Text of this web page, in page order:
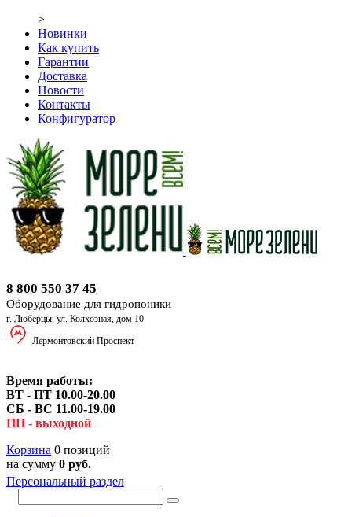
>
Новинки
Как купить
Гарантии
Доставка
Новости
Контакты
Конфигуратор
8 800 550 37 45
Оборудование для гидропоники
г. Люберцы, ул. Колхозная, дом 10
Лермонтовский Проспект
Время работы:
ВТ - ПТ 10.00-20.00
СБ - ВС 11.00-19.00
ПН - выходной
Корзина 0 позиций
на сумму 0 руб.
Персональный раздел